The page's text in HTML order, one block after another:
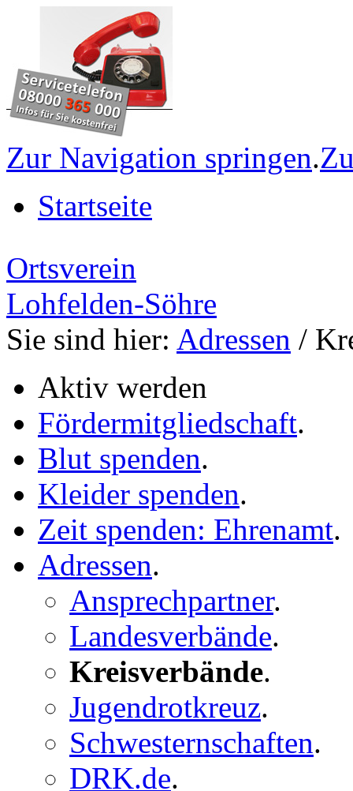
Zur Navigation springen.
Startseite
Ortsverein
Lohfelden-Söhre
Sie sind hier: Adressen /
Aktiv werden
Fördermitgliedschaft.
Blut spenden.
Kleider spenden.
Zeit spenden: Ehrenamt.
Adressen.
Ansprechpartner.
Landesverbände.
Kreisverbände.
Jugendrotkreuz.
Schwesternschaften.
DRK.de.